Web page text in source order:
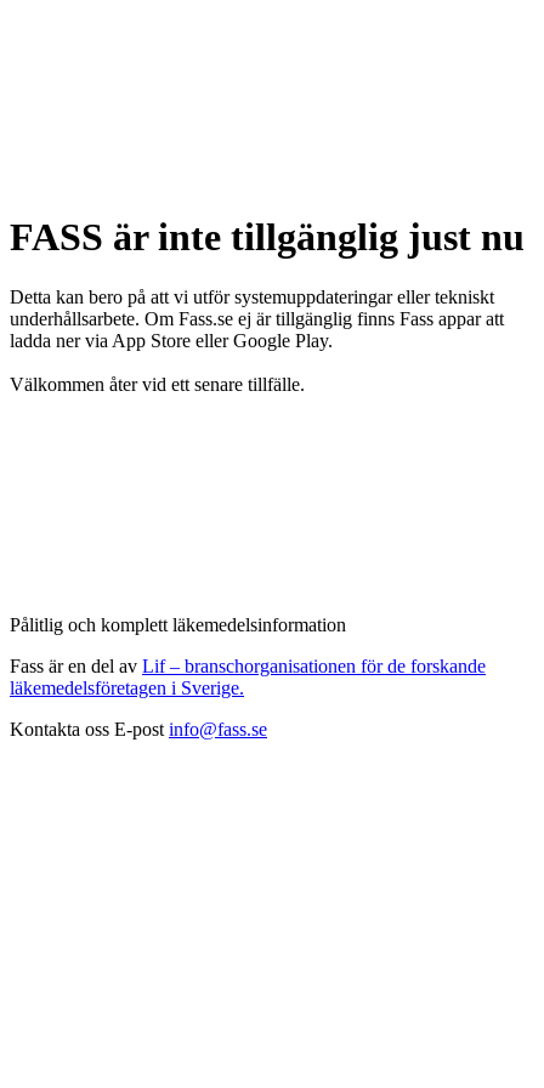
FASS är inte tillgänglig just nu
Detta kan bero på att vi utför systemuppdateringar eller tekniskt
underhållsarbete. Om Fass.se ej är tillgänglig finns Fass appar att
ladda ner via App Store eller Google Play.
Välkommen åter vid ett senare tillfälle.
Pålitlig och komplett läkemedelsinformation
Fass är en del av Lif – branschorganisationen för de forskande
läkemedelsföretagen i Sverige.
Kontakta oss E-post info@fass.se